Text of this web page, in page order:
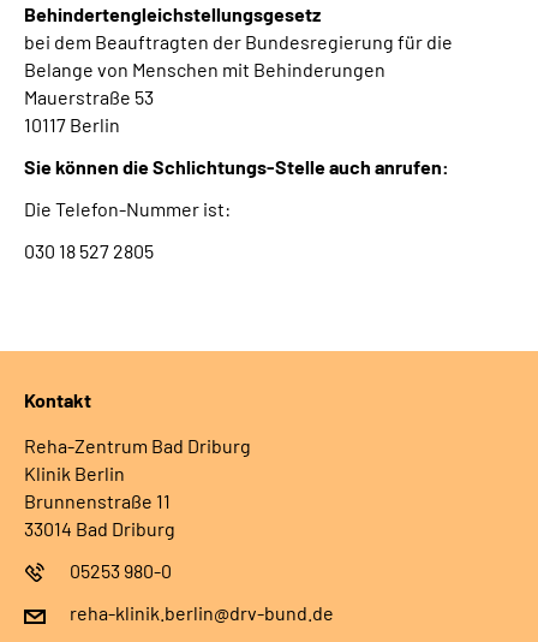
Behindertengleichstellungsgesetz
bei dem Beauftragten der Bundesregierung für die
Belange von Menschen mit Behinderungen
Mauerstraße 53
10117 Berlin
Sie können die Schlichtungs-Stelle auch anrufen:
Die Telefon-Nummer ist:
030 18 527 2805
Kontakt
Reha-Zentrum Bad Driburg
Klinik Berlin
Brunnenstraße 11
33014 Bad Driburg
05253 980-0
reha-klinik.berlin@drv-bund.de